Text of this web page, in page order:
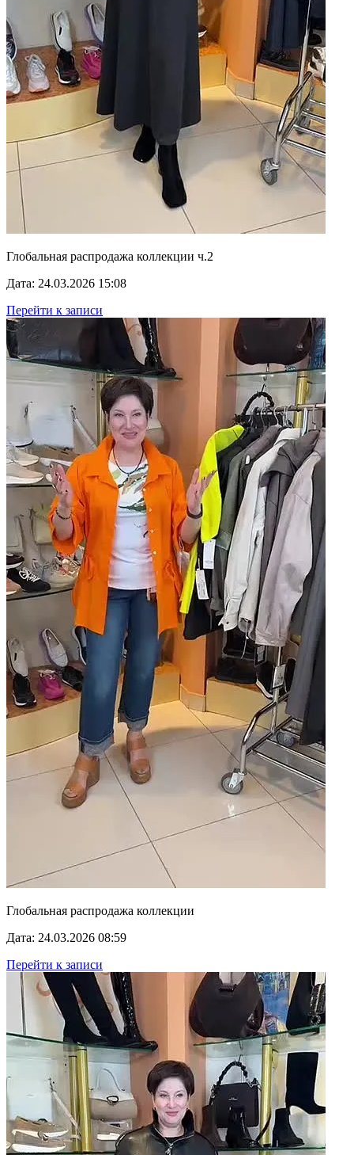
Глобальная распродажа коллекции ч.2
Дата: 24.03.2026 15:08
Перейти к записи
Глобальная распродажа коллекции
Дата: 24.03.2026 08:59
Перейти к записи